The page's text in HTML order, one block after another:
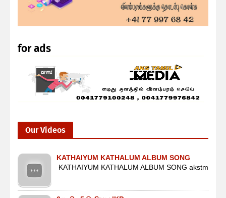
for ads
Our Videos
KATHAIYUM KATHALUM ALBUM SONG
KATHAIYUM KATHALUM ALBUM SONG akstm